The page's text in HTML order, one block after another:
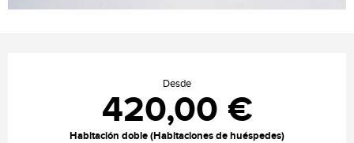
Desde
420,00 €
Habitación doble (Habitaciones de huéspedes)